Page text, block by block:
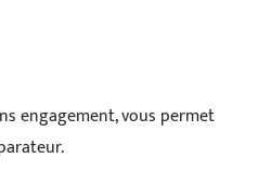
engagement, vous permet